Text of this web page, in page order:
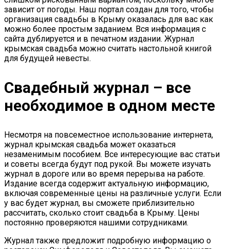
зависит от погоды. Наш портал создан для того, чтобы
организация свадьбы в Крыму оказалась для вас как
можно более простым заданием. Вся информация с
сайта дублируется и в печатном издании. Журнал
крымская свадьба можно считать настольной книгой
для будущей невесты.
Свадебный журнал – все
необходимое в одном месте
Несмотря на повсеместное использование интернета,
журнал крымская свадьба может оказаться
незаменимым пособием. Все интересующие вас статьи
и советы всегда будут под рукой. Вы можете изучать
журнал в дороге или во время перерыва на работе.
Издание всегда содержит актуальную информацию,
включая современные цены на различные услуги. Если
у вас будет журнал, вы сможете приблизительно
рассчитать, сколько стоит свадьба в Крыму. Цены
постоянно проверяются нашими сотрудниками.
Журнал также предложит подробную информацию о